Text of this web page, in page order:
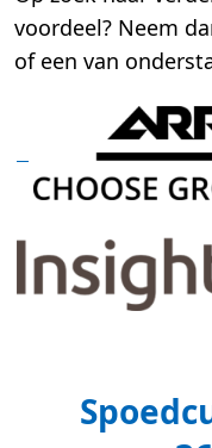
voordeel? Neem
of een van